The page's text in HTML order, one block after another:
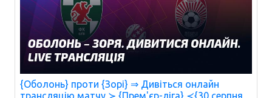
{Оболонь} проти {Зорі} ⇒ Дивіться онлайн
трансляцію матчу ≻ {Прем'єр-ліга} ≺{30 серпня